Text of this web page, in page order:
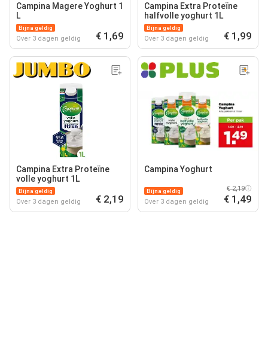
Campina Magere Yoghurt 1
L
Bijna geldig
Over 3 dagen geldig € 1,69
Campina Extra Proteïne
halfvolle yoghurt 1L
Bijna geldig
Over 3 dagen geldig € 1,99
Campina Extra Proteïne
volle yoghurt 1L
Bijna geldig
Over 3 dagen geldig € 2,19
Campina Yoghurt
Bijna geldig
Over 3 dagen geldig
€ 2,19
€ 1,49